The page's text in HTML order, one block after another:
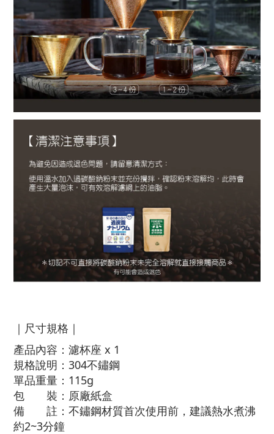
｜尺寸規格｜
產品內容：濾杯座 x 1
規格說明：304不鏽鋼
單品重量：115g
包 裝：原廠紙盒
備 註：不鏽鋼材質首次使用前，建議熱水煮沸
約2~3分鐘